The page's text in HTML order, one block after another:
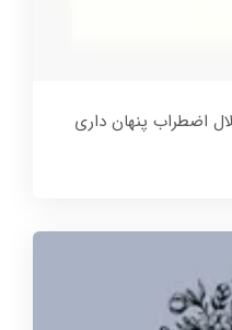
اضطراب پنهان داری